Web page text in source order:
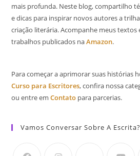
mais profunda. Neste blog, compartilho
e dicas para inspirar novos autores a
criação literária. Acompanhe meus
trabalhos publicados naAmazon.
Para começar a aprimorar suas histórias
Curso para Escritores, confira nossa
ou entre emContato para parcerias.
Vamos Conversar Sobre A Escrita?